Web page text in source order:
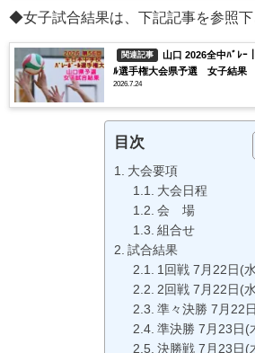
◆女子試合結果は、下記記事を参照下
関連記事
山口 2026全中ﾊﾞﾚｰ
ﾙ選手権大会県予選 女子結果
2026.7.24
目次
大会要項
大会日程
会 場
組合せ
試合結果
1回戦 7月22日(
2回戦 7月22日(
準々決勝 7月22
準決勝 7月23日(
決勝戦 7月23日(